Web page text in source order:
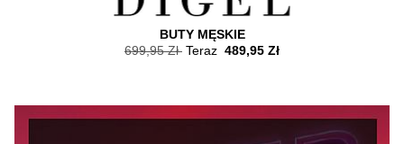
BUTY MĘSKIE
699,95 Zł Teraz 489,95 Zł